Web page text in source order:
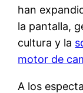
han
la pantalla,
cultura y la
motor de
A los